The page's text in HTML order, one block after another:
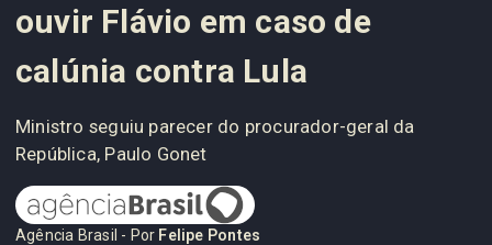
ouvir Flávio em caso de
calúnia contra Lula
Ministro seguiu parecer do procurador-geral da
República, Paulo Gonet
Agência Brasil - Por Felipe Pontes